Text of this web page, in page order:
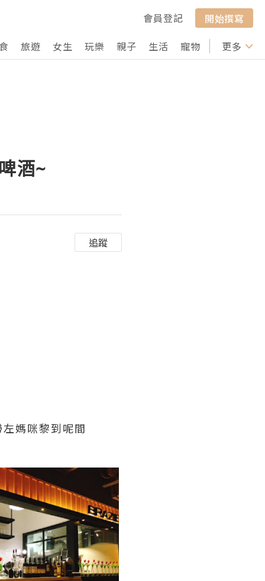
會員登記
開始撰寫
旅遊 女生 玩樂 親子 生活 寵物 行山 打卡
更多
酒~
追蹤
媽咪黎到呢間